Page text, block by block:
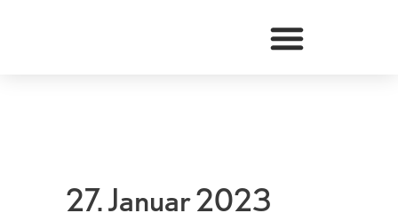
27. Januar 2023